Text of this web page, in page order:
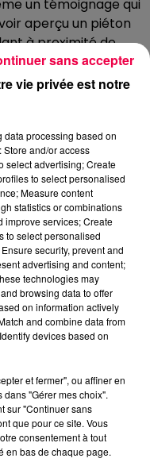
un témoignage qui
aperçu un piéton
à proximité de
pour l’enquête.
donc primordiale
et pour éclaircir
DES
les risques
grandes voies de
sont
pour des raisons
des situations
d’une soirée ou un
conduire à des
insistent sur la
nécessité de
de Nancy
: retrouver le
le public aux
vie privée est notre
data processing based on
and/or access
select advertising; Create
to select personalised
Measure content
statistics or combinations
improve services; Create
to select personalised
security, prevent and
advertising and content;
technologies may
browsing data to offer
on information actively
and combine data from
devices based on
et fermer", ou affiner en
"Gérer mes choix".
sur "Continuer sans
que pour ce site. Vous
consentement à tout
en bas de chaque page.
sans accepter